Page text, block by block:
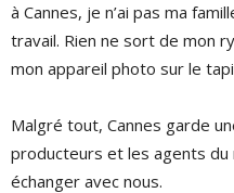
à Cannes, je n’ai pas ma
travail. Rien ne sort de mon
mon appareil photo sur le
Malgré tout, Cannes garde
producteurs et les agents
échanger avec nous.